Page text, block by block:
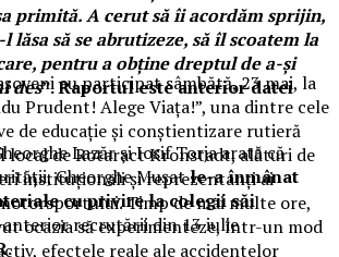
primită. A cerut să îi acordăm sprijin,
lăsa să se abrutizeze, să îl scoatem la
pentru a obține dreptul de a-și
des”. Raportul este anterior datei
Lazăr și Iosif Torja arată că
Gheorghe Mușatle-a înmânat
cu privire la colegii săi
anterior recrutării din 13 iulie
au participat sâmbătă, 23 mai, la
Prudent! Alege Viața!”, una dintre cele
de educație și conștientizare rutieră
local de Rotaract Kronstadt, alături de
instituționali și reprezentanți ai
Timp de mai multe ore,
ocazia să experimenteze, într-un mod
efectele reale ale accidentelor